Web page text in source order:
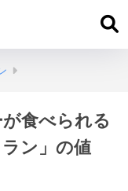
食べられる
ン」の値